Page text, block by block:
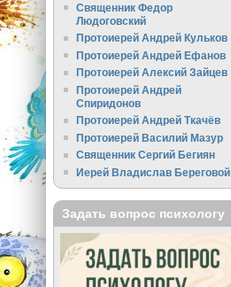
Священник Федор
Людоговский
Протоиерей Андрей Кульков
Протоиерей Андрей Ефанов
Протоиерей Алексий Зайцев
Протоиерей Андрей
Спиридонов
Протоиерей Андрей Ткачёв
Протоиерей Василий Мазур
Священник Сергий Бегиян
Иерей Владислав Береговой
Задать вопрос психологу